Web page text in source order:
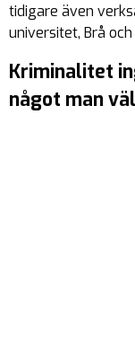
tidigare även
universitet, Brå
Kriminalitet
något man